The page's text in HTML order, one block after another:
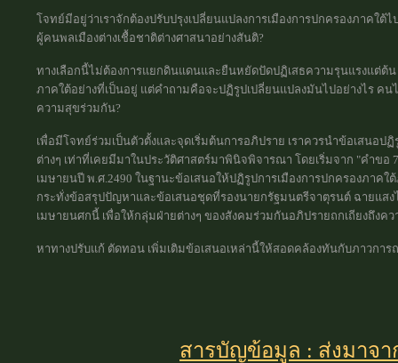
โจทย์มีอยู่ว่าเราจักต้องปรับปรุงเปลี่ยนแปลงการเมืองการปกครองภาคใ
ผู้คนพลเมืองต่างเชื้อชาติต่างศาสนาอย่างสันติ?
ทางเลือกนี้ไม่ต้องการแยกดินแดนและยืนหยัดปัดปฏิเสธความรุนแรงแต่
ภาคใต้อย่างที่เป็นอยู่ แต่คำถามคือจะปฏิรูปเปลี่ยนแปลงมันไปอย่างไร ค
ความสุขร่วมกัน?
เพื่อมีโจทย์ร่วมเป็นตัวตั้งและจุดเริ่มต้นการอภิปราย เราควรนำข้อเสนอ
ต่างๆ เท่าที่เคยมีมาในประวัติศาสตร์มาพินิจพิจารณา โดยเริ่มจาก "คำขอ
เมษายนปี พ.ศ.2490 ในฐานะข้อเสนอให้ปฏิรูปการเมืองการปกครองภา
กระทั่งข้อสรุปปัญหาและข้อเสนอชุดที่รองนายกรัฐมนตรีจาตุรนต์ ฉายแส
เมษายนศกนี้ เพื่อให้กลุ่มฝ่ายต่างๆ ของสังคมร่วมกันอภิปรายถกเถียงถึงค
หาทางปรับแก้ ตัดทอน เพิ่มเติมข้อเสนอเหล่านี้ให้สอดคล้องทันกับภาวการ
สารบัญข้อมูล : ส่งมาจา